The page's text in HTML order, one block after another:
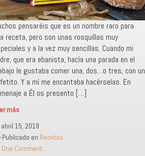
pensaréis que es un nombre raro para
receta, pero son unas rosquillas muy
y a la vez muy sencillas. Cuando mi
que era ebanista, hacía una parada en el
le gustaba comer una, dos…o tres, con un
Y a mí me encantaba hacérselas. En
a Él os presento […]
más
abril 15, 2019
Publicado en Recetas
One Comment